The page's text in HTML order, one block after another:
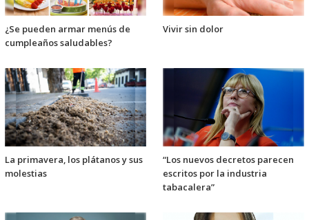
¿Se pueden armar menús de
cumpleaños saludables?
Vivir sin dolor
La primavera, los plátanos y sus
molestias
“Los nuevos decretos parecen
escritos por la industria
tabacalera”